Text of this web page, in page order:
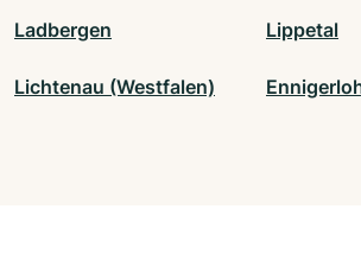
Ladbergen Lippetal
Lichtenau (Westfalen)